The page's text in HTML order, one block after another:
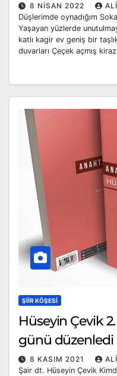
8 NISAN 2022
Düşlerimde oynadığım
Yaşayan yüzlerde
katlı kagir ev geniş bir
duvarları Çeçek açmış
ŞIIR KÖŞESI
Hüseyin Çevik
günü düzenledi
8 KASIM 2021
Şair dt. Hüseyin Çevik